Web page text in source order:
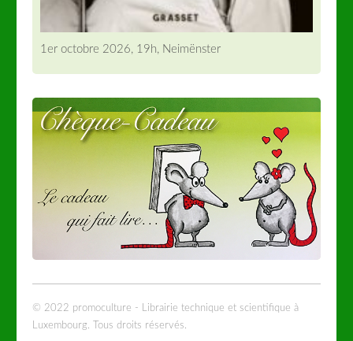
1er octobre 2026, 19h, Neimënster
© 2022 promoculture - Librairie technique et scientifique à
Luxembourg. Tous droits réservés.